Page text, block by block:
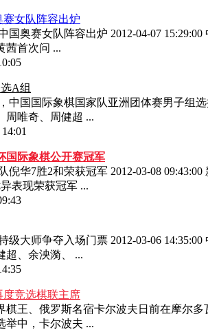
女队阵容出炉
国奥赛女队阵容出炉 2012-04-07
茜首次问 ...
A组
中国国际象棋国家队亚洲团体赛男子组
周唯奇、周健超 ...
国际象棋公开赛冠军
倪华7胜2和荣获冠军 2012-03-08
表现荣获冠军 ...
级大师争夺入场门票 2012-03-06
超、余泱漪、 ...
竞选棋联主席
棋王、俄罗斯名宿卡尔波夫日前在摩
举中，卡尔波夫 ...